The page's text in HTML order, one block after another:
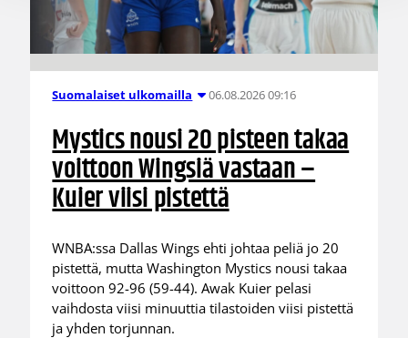
Suomalaiset ulkomailla 06.08.2026 09:16
Mystics nousi 20 pisteen takaa
voittoon Wingsiä vastaan –
Kuier viisi pistettä
WNBA:ssa Dallas Wings ehti johtaa peliä jo 20
pistettä, mutta Washington Mystics nousi takaa
voittoon 92-96 (59-44). Awak Kuier pelasi
vaihdosta viisi minuuttia tilastoiden viisi pistettä
ja yhden torjunnan.